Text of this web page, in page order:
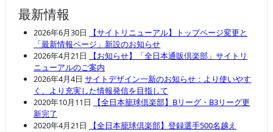
最新情報
2026年6月30日
【サイトリニューアル】トップページ変更と
「最新情報ページ」新設のお知らせ
2026年4月21日
【お知らせ】「全日本通販倶楽部」サイトリ
ニューアルのご案内
2026年4月4日 サイトデザイン一新のお知らせ：より使いやす
く、より充実した情報発信を目指して
2020年10月11日
【全日本籠球倶楽部】Bリーグ・B3リーグ更
新完了
2020年4月21日
【全日本籠球倶楽部】登録選手500名越え